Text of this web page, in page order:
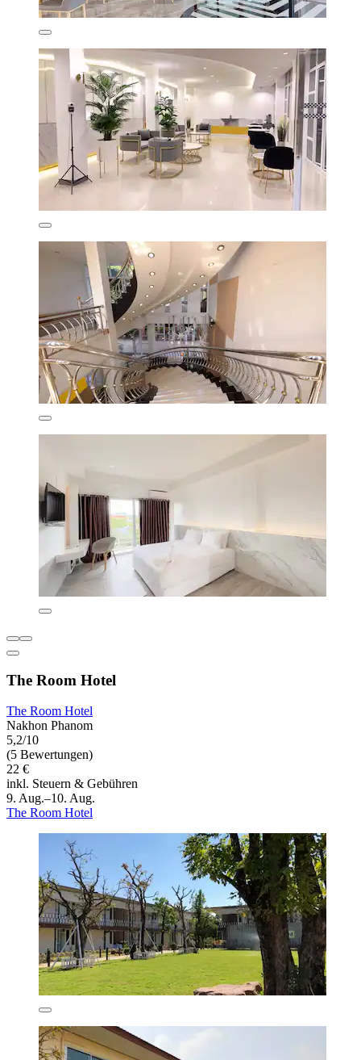
The Room Hotel
The Room Hotel
Nakhon Phanom
5,2/10
(5 Bewertungen)
22 €
inkl. Steuern & Gebühren
9. Aug.–10. Aug.
The Room Hotel